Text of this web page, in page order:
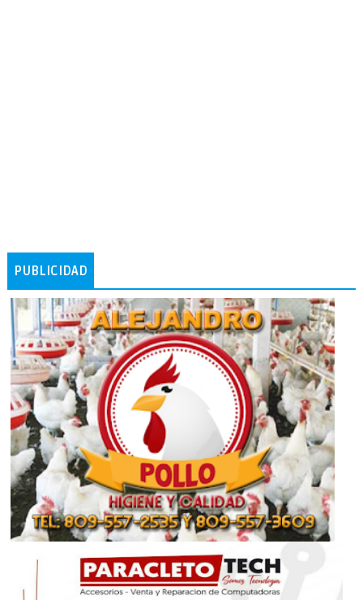
PUBLICIDAD